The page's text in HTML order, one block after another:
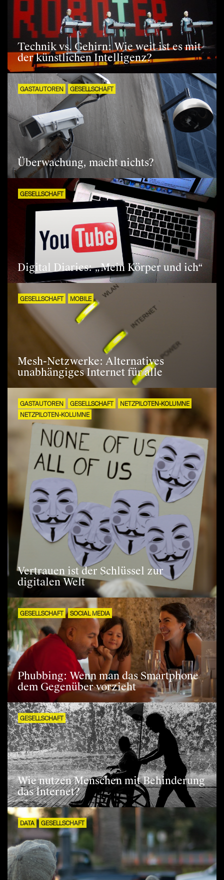
Technik vs. Gehirn: Wie weit ist es mit
der künstlichen Intelligenz?
GASTAUTOREN GESELLSCHAFT
Überwachung, macht nichts?
GESELLSCHAFT
Digital Diaries: „Mein Körper und ich“
GESELLSCHAFT MOBILE
Mesh-Netzwerke: Alternatives
unabhängiges Internet für alle
GASTAUTOREN GESELLSCHAFT
NETZPILOTEN-KOLUMNE
NETZPILOTEN-KOLUMNE
Vertrauen ist der Schlüssel zur
digitalen Welt
GESELLSCHAFT SOCIAL MEDIA
Phubbing: Wenn man das Smartphone
dem Gegenüber vorzieht
GESELLSCHAFT
Wie nutzen Menschen mit Behinderung
das Internet?
DATA GESELLSCHAFT